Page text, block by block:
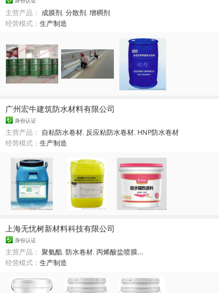
主营产品： 成膜剂,分散剂,增稠剂
经营模式：生产制造
广州宏牛建筑防水材料有限公司
身份认证
主营产品： 自粘防水卷材, 反应粘防水卷材, HNP防水卷材
经营模式：生产制造
上海无忧树新材料科技有限公司
身份认证
主营产品：聚氨酯, 防水卷材,丙烯酸盐喷膜...
经营模式：生产制造